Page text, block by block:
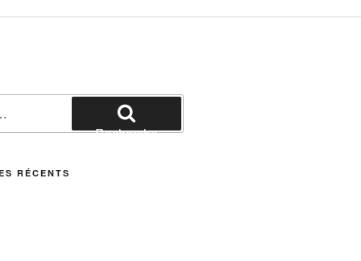
Recherche
RÉCENTS